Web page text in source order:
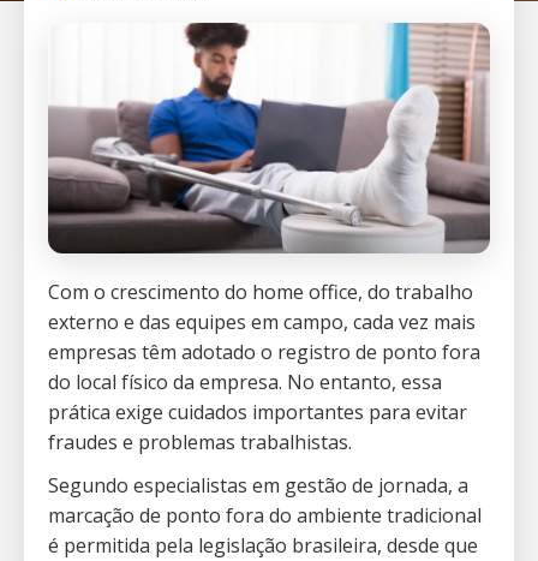
Com o crescimento do home office, do trabalho
externo e das equipes em campo, cada vez mais
empresas têm adotado o registro de ponto fora
do local físico da empresa. No entanto, essa
prática exige cuidados importantes para evitar
fraudes e problemas trabalhistas.
Segundo especialistas em gestão de jornada, a
marcação de ponto fora do ambiente tradicional
é permitida pela legislação brasileira, desde que